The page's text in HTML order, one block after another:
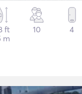
ft
m
10 4